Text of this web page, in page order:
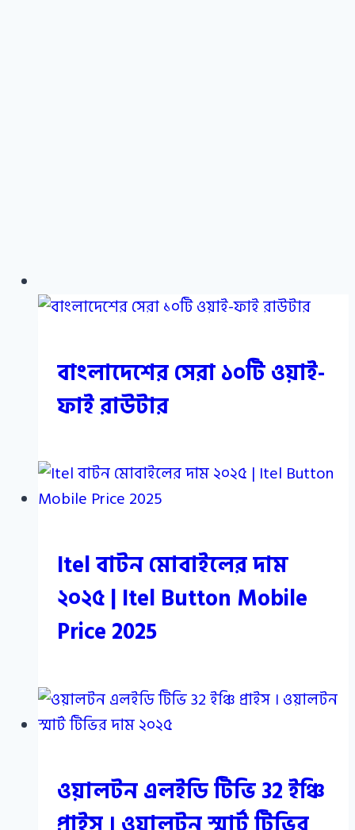
বাংলাদেশের সেরা ১০টি ওয়াই-
ফাই রাউটার
Itel বাটন মোবাইলের দাম
২০২৫ | Itel Button Mobile
Price 2025
ওয়ালটন এলইডি টিভি 32 ইঞ্চি